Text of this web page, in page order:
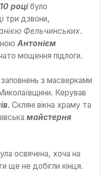
роцібуло
три дзвони,
Фельчинських.
Антонієм
мощення підлоги.
з масверками
Керував
. Скляні вікна храму та
майстерня
освячена, хоча на
ще не добігли кінця.